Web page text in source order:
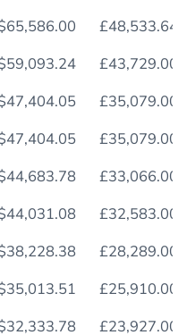
£48,533.64
£43,729.00
£35,079.00
£35,079.00
£33,066.00
£32,583.00
£28,289.00
£25,910.00
£23,927.00